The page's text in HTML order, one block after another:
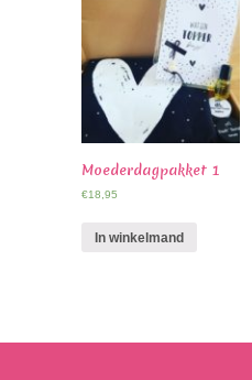
Moederdagpakket 1
€18,95
In winkelmand